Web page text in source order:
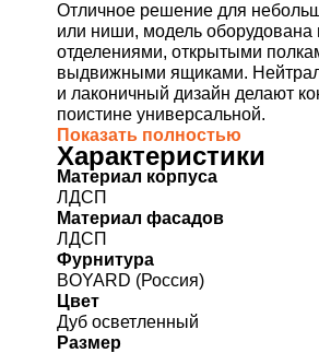
Отличное решение для
или ниши, модель оборудована
отделениями, открытыми
выдвижными ящиками.
и лаконичный дизайн делают
поистине универсальной.
Показать полностью
Характеристики
Материал корпуса
ЛДСП
Материал фасадов
ЛДСП
Фурнитура
BOYARD (Россия)
Цвет
Дуб осветленный
Размер